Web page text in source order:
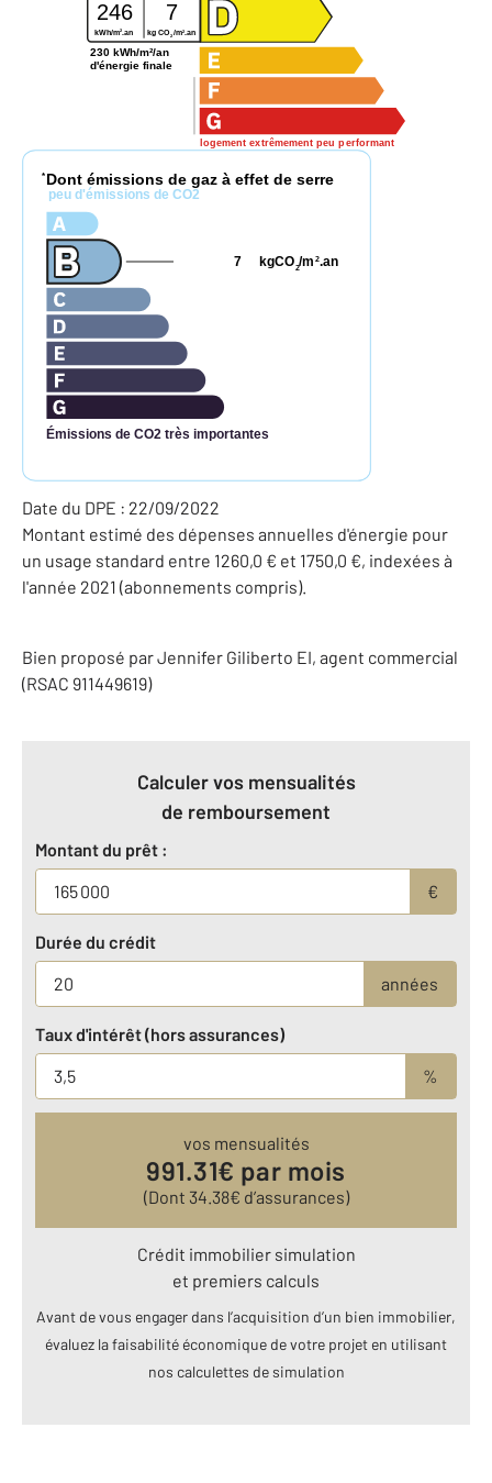
logement extrêmement peu performant
246 7
kWh/m2.an kg CO2 /m2 .an
230 kWh/m²/an
d'énergie finale
* Dont émissions de gaz à effet de serre
peu d'émissions de CO2
Émissions de CO2 très importantes
kgCO2/m 2.an
7
Date du DPE : 22/09/2022
Montant estimé des dépenses annuelles d'énergie pour
un usage standard entre 1260,0 € et 1750,0 €, indexées à
l'année 2021 (abonnements compris).
Bien proposé parJennifer Giliberto EI, agent commercial
(RSAC 911449619)
Calculer vos mensualités
de remboursement
Montant du prêt :
€
Durée du crédit
années
Taux d'intérêt (hors assurances)
%
vos mensualités
991.31€ par mois
(Dont 34.38€ d’assurances)
Crédit immobilier simulation
et premiers calculs
Avant de vous engager dans l’acquisition d’un bien immobilier,
évaluez la faisabilité économique de votre projet en utilisant
nos calculettes de simulation